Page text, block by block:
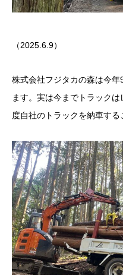
（2025.6.9）
株式会社フジタカの森は今
ます。実は今までトラック
度自社のトラックを納車する